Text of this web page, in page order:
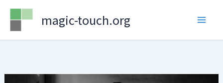
Skip
content
magic-touch.org